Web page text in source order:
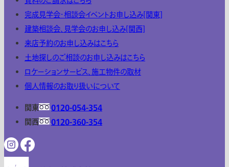
完成見学会・相談会イベントお申し込み[関東]
建築相談会、見学会のお申し込み[関西]
来店予約のお申し込みはこちら
土地探しのご相談のお申し込みはこちら
ロケーションサービス、施工物件の取材
個人情報のお取り扱いについて
関東
0120-054-354
関西
0120-360-354